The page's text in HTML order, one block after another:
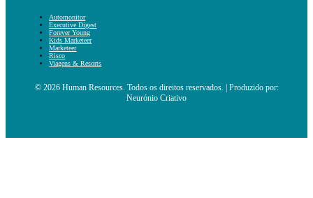
Automonitor
Executive Digest
Forever Young
Kids Marketeer
Marketeer
Risco
Viagens & Resorts
© 2026 Human Resources. Todos os direitos reservados. | Produzido por:
Neurónio Criativo